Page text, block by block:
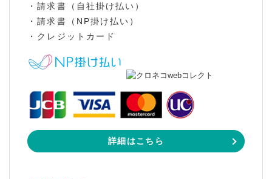
・請求書（自社掛け払い）
・請求書（NP掛け払い）
・クレジットカード
詳細はこちら